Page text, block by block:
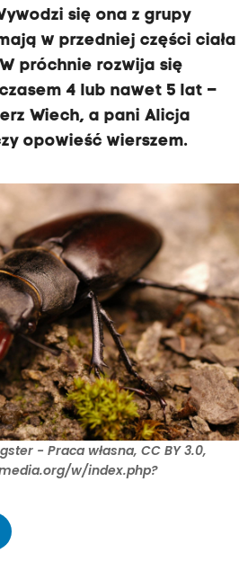
się ona z grupy
w przedniej części ciała
próchnie rozwija się
4 lub nawet 5 lat –
Wiech, a pani Alicja
opowieść wierszem.
- Praca własna, CC BY 3.0,
w/index.php?